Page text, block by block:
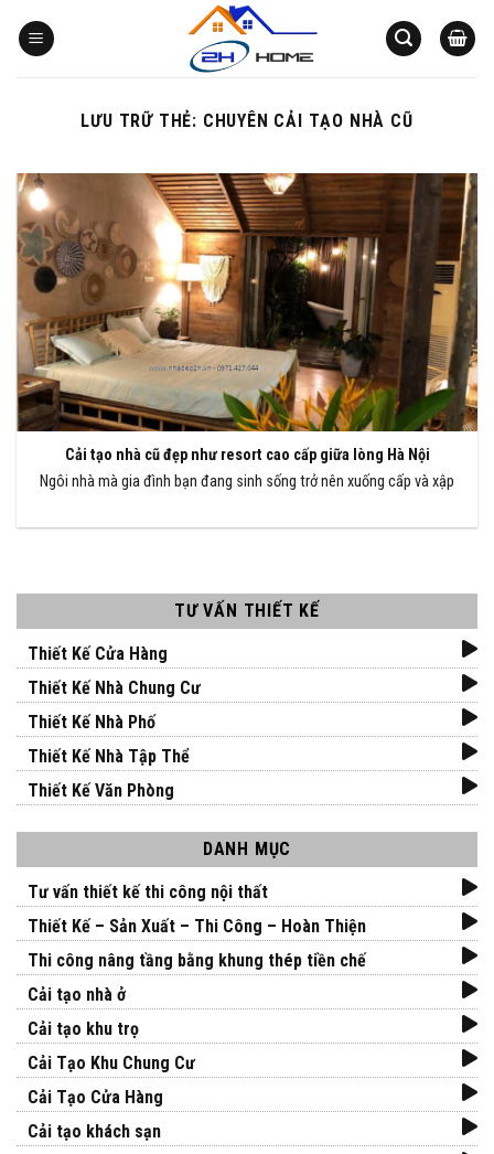
qua
LƯU TRỮ THẺ: CHUYÊN CẢI TẠO NHÀ CŨ
TƯ VẤN THIẾT KẾ
Thiết Kế Cửa Hàng
Thiết Kế Nhà Chung Cư
Thiết Kế Nhà Phố
Thiết Kế Nhà Tập Thể
Thiết Kế Văn Phòng
DANH MỤC
Tư vấn thiết kế thi công nội thất
Thiết Kế – Sản Xuất – Thi Công – Hoàn Thiện
Thi công nâng tầng bằng khung thép tiền chế
Cải tạo nhà ở
Cải tạo khu trọ
Cải Tạo Khu Chung Cư
Cải Tạo Cửa Hàng
Cải tạo khách sạn
Cải tạo nhà cũ đẹp như resort cao cấp giữa lòng Hà Nội
Ngôi nhà mà gia đình bạn đang sinh sống trở nên xuống cấp và xập